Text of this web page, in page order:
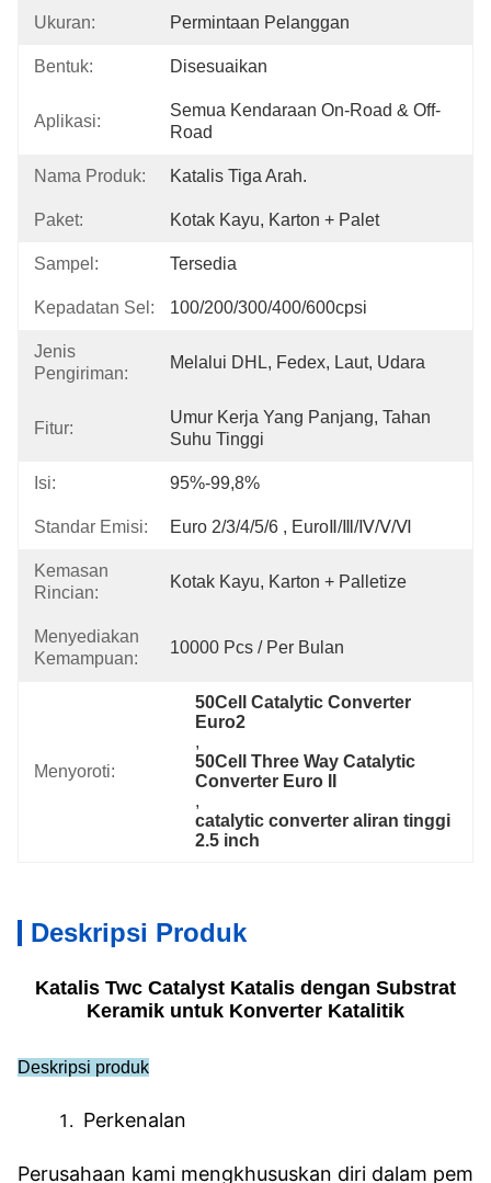
Ukuran: Permintaan Pelanggan
Bentuk: Disesuaikan
Aplikasi:
Semua Kendaraan On-Road & Off-
Road
Nama Produk: Katalis Tiga Arah.
Paket: Kotak Kayu, Karton + Palet
Sampel: Tersedia
Kepadatan Sel: 100/200/300/400/600cpsi
Jenis
Pengiriman:
Melalui DHL, Fedex, Laut, Udara
Fitur:
Umur Kerja Yang Panjang, Tahan
Suhu Tinggi
Isi: 95%-99,8%
Standar Emisi: Euro 2/3/4/5/6 , EuroⅡ/Ⅲ/Ⅳ/Ⅴ/Ⅵ
Kemasan
Rincian:
Kotak Kayu, Karton + Palletize
Menyediakan
Kemampuan:
10000 Pcs / Per Bulan
Menyoroti:
50Cell Catalytic Converter
Euro2
,
50Cell Three Way Catalytic
Converter Euro II
,
catalytic converter aliran tinggi
2.5 inch
Deskripsi Produk
Katalis Twc Catalyst Katalis dengan Substrat
Keramik untuk Konverter Katalitik
Deskripsi produk
Perkenalan
Perusahaan kami mengkhususkan diri dalam pem